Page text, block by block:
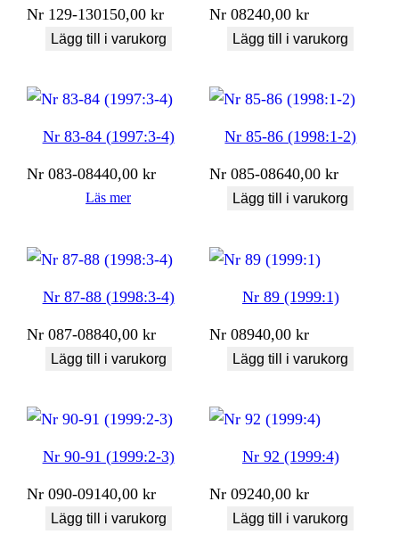
Nr 129-130150,00kr
Lägg till i varukorg
Nr 08240,00kr
Lägg till i varukorg
Nr 83-84 (1997:3-4)
Nr 083-08440,00kr
Läs mer
Nr 85-86 (1998:1-2)
Nr 085-08640,00kr
Lägg till i varukorg
Nr 87-88 (1998:3-4)
Nr 087-08840,00kr
Lägg till i varukorg
Nr 89 (1999:1)
Nr 08940,00kr
Lägg till i varukorg
Nr 90-91 (1999:2-3)
Nr 090-09140,00kr
Lägg till i varukorg
Nr 92 (1999:4)
Nr 09240,00kr
Lägg till i varukorg